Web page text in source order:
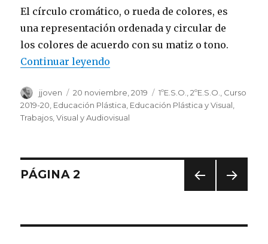
El círculo cromático, o rueda de colores, es
una representación ordenada y circular de
los colores de acuerdo con su matiz o tono.
Continuar leyendo
Autor
jjoven
Publicado
el
20 noviembre, 2019 Categorías
1ºE.S.O. ,2ºE.S.O.
Curso
2019-20 Educación Plástica Educación Plástica y Visual
Trabajos ,Visual y Audiovisual
Navegación
entradas
ERIO
PÁGINA2
NA